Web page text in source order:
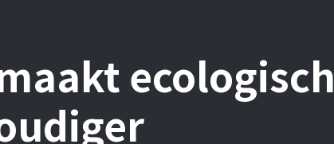
ecologisch